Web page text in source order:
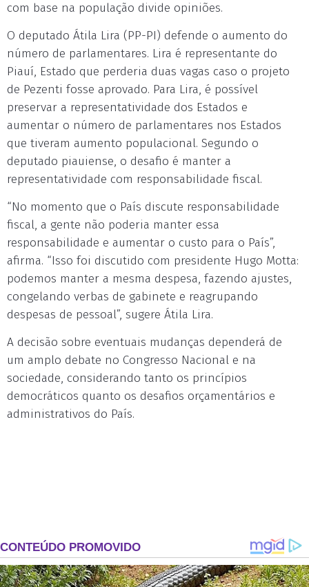
com base na população divide opiniões.
O deputado Átila Lira (PP-PI) defende o aumento do
número de parlamentares. Lira é representante do
Piauí, Estado que perderia duas vagas caso o projeto
de Pezenti fosse aprovado. Para Lira, é possível
preservar a representatividade dos Estados e
aumentar o número de parlamentares nos Estados
que tiveram aumento populacional. Segundo o
deputado piauiense, o desafio é manter a
representatividade com responsabilidade fiscal.
“No momento que o País discute responsabilidade
fiscal, a gente não poderia manter essa
responsabilidade e aumentar o custo para o País”,
afirma. “Isso foi discutido com presidente Hugo Motta:
podemos manter a mesma despesa, fazendo ajustes,
congelando verbas de gabinete e reagrupando
despesas de pessoal”, sugere Átila Lira.
A decisão sobre eventuais mudanças dependerá de
um amplo debate no Congresso Nacional e na
sociedade, considerando tanto os princípios
democráticos quanto os desafios orçamentários e
administrativos do País.